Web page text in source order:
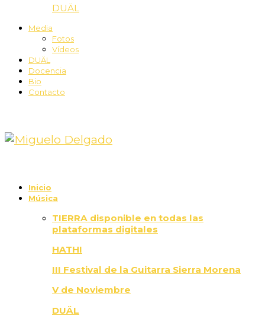
DUÄL
Media
Fotos
Vídeos
DUÄL
Docencia
Bio
Contacto
Inicio
Música
TIERRA disponible en todas las
plataformas digitales
HATHI
III Festival de la Guitarra Sierra Morena
V de Noviembre
DUÄL